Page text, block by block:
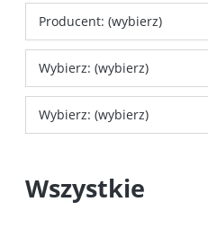
Producent: (wybierz)
Wybierz: (wybierz)
Wybierz: (wybierz)
Wszystkie